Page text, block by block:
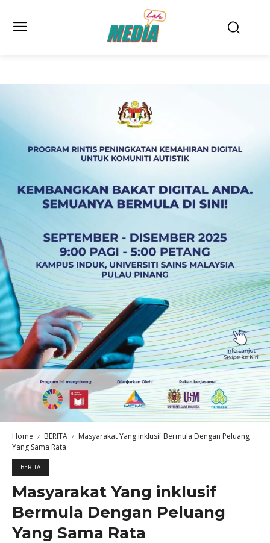
Home BERITA
Masyarakat Yang inklusif Bermula Dengan Peluang
Yang Sama Rata
BERITA
Masyarakat Yang inklusif
Bermula Dengan Peluang
Yang Sama Rata